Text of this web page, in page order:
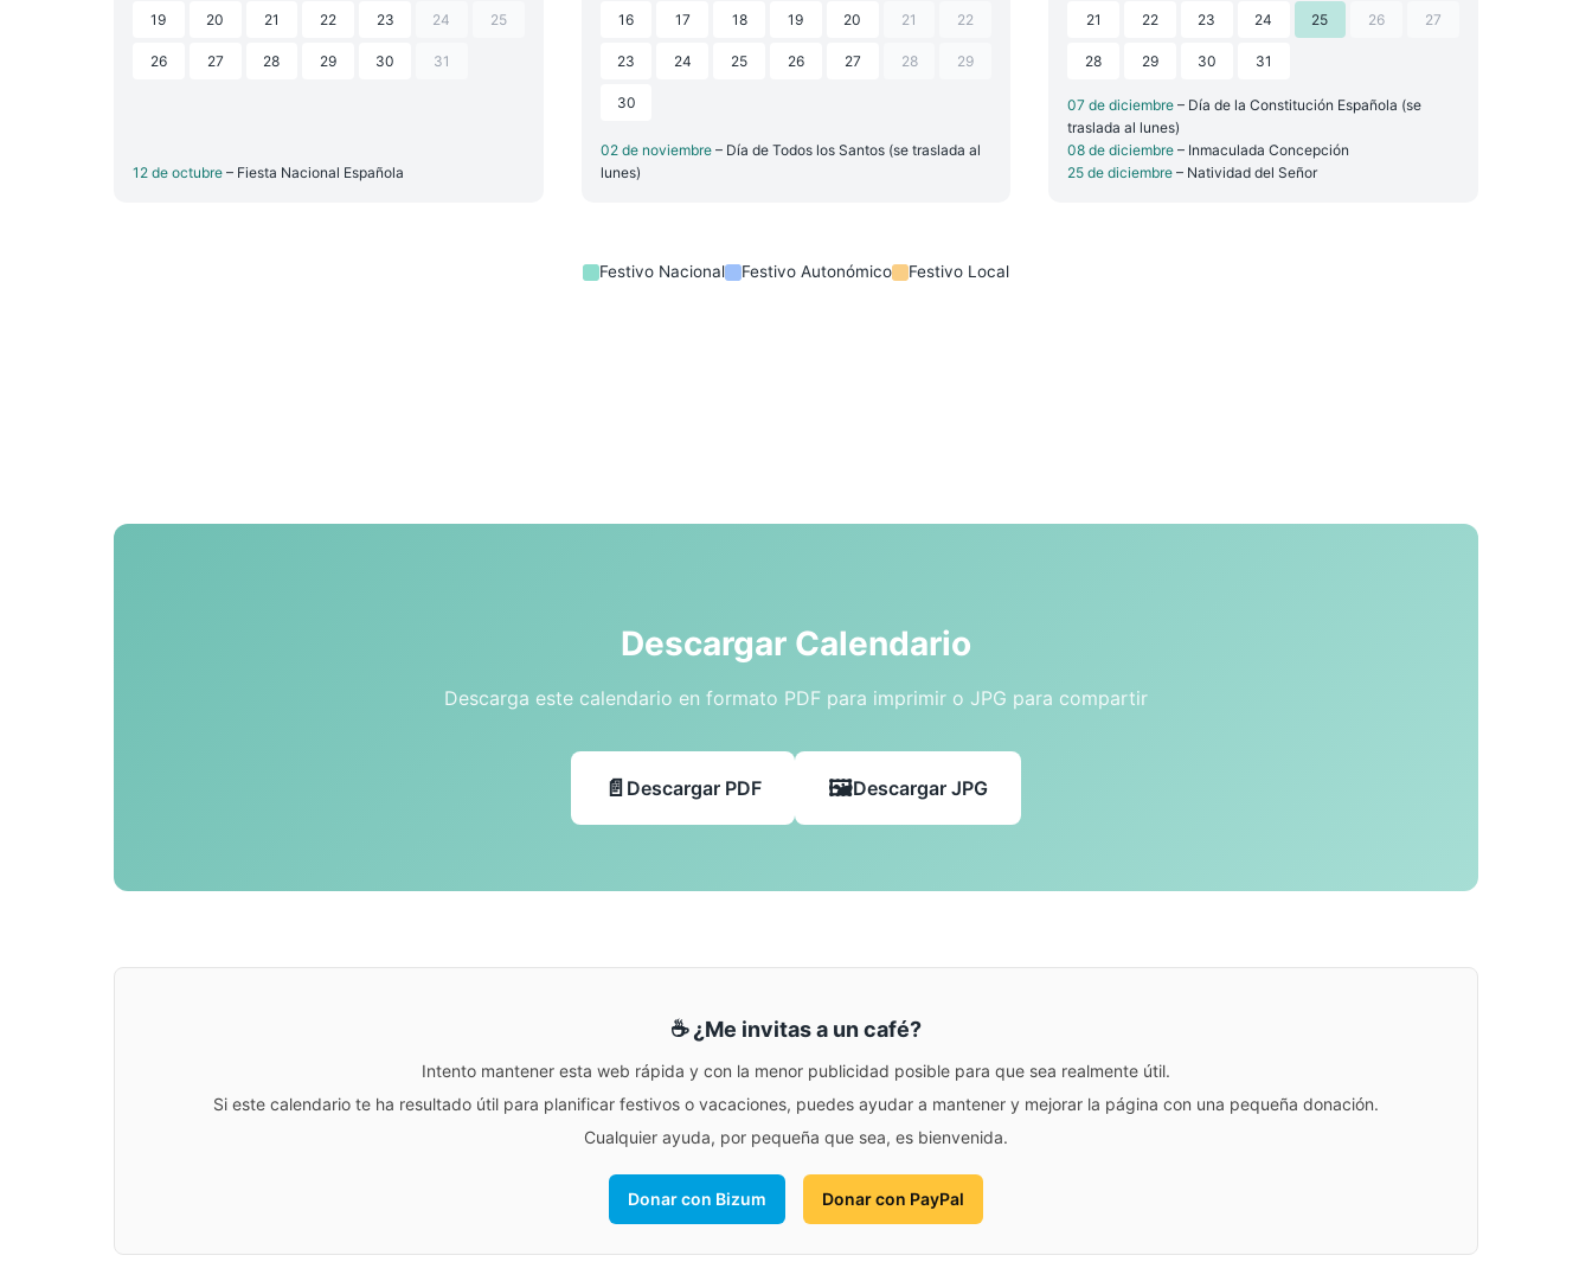
19 20 21 22 23 24 25
26 27 28 29 30 31
12 de octubre – Fiesta Nacional Española
16 17 18 19 20 21 22
23 24 25 26 27 28 29
30
02 de noviembre – Día de Todos los Santos (se traslada al
lunes)
21 22 23 24 25 26 27
28 29 30 31
07 de diciembre– Día de la Constitución Española (se
traslada al lunes)
08 de diciembre– Inmaculada Concepción
25 de diciembre– Natividad del Señor
Festivo Nacional Festivo Autonómico Festivo Local
Descargar Calendario
Descarga este calendario en formato PDF para imprimir o JPG para compartir
Descargar PDF Descargar JPG
☕ ¿Me invitas a un café?
Intento mantener esta web rápida y con la menor publicidad posible para que sea realmente útil.
Si este calendario te ha resultado útil para planificar festivos o vacaciones, puedes ayudar a mantener y mejorar la página con una pequeña donación.
Cualquier ayuda, por pequeña que sea, es bienvenida.
Donar con Bizum Donar con PayPal